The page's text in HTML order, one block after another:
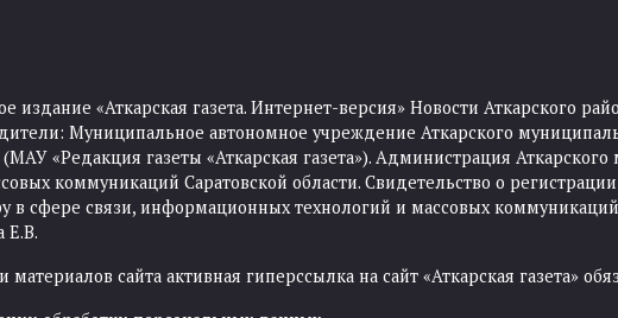
издание «Аткарская газета. Интернет-версия» Новости Аткарского
Муниципальное автономное учреждение Аткарского
(МАУ «Редакция газеты «Аткарская газета»). Администрация
коммуникаций Саратовской области. Свидетельство о
в сфере связи, информационных технологий и массовых
Е.В.
сайта активная гиперссылка на сайт «Аткарская газета»